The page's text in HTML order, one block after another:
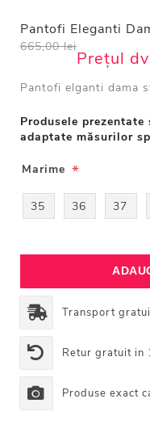
Pantofi Eleganti
665,00 lei
Prețul
Pantofi elganti dama
Produsele
adaptate măsurilor
Marime *
35 36 37
Transport
Retur gratuit in
Produse exact